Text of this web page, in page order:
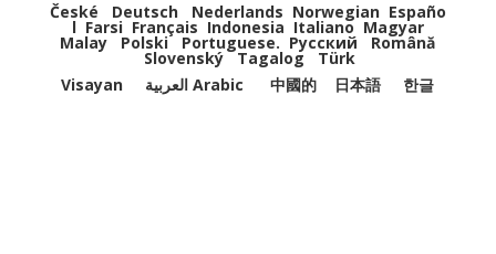
České Deutsch Nederlands Norwegian Españo
l Farsi Français Indonesia Italiano Magyar
Malay Polski Portuguese. Pусский Română
Slovenský Tagalog
Türk
Visayan
العربية Arabic 中國的 日本語 한글